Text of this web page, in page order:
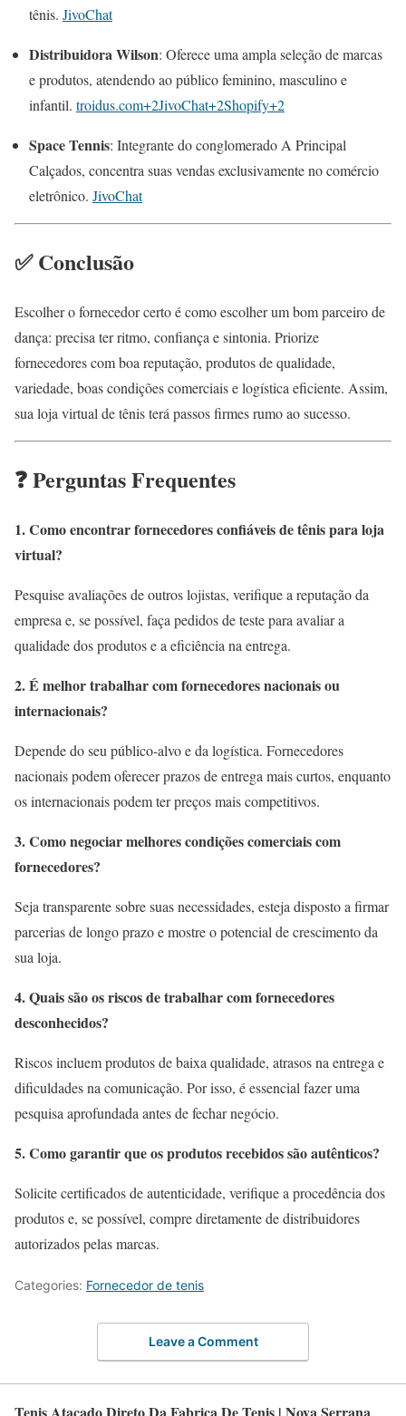
tênis. JivoChat
Distribuidora Wilson: Oferece uma ampla seleção de marcas
e produtos, atendendo ao público feminino, masculino e
infantil. troidus.com+2JivoChat+2Shopify+2
Space Tennis: Integrante do conglomerado A Principal
Calçados, concentra suas vendas exclusivamente no comércio
eletrônico. JivoChat
✅ Conclusão
Escolher o fornecedor certo é como escolher um bom parceiro de
dança: precisa ter ritmo, confiança e sintonia. Priorize
fornecedores com boa reputação, produtos de qualidade,
variedade, boas condições comerciais e logística eficiente. Assim,
sua loja virtual de tênis terá passos firmes rumo ao sucesso.
❓ Perguntas Frequentes
1. Como encontrar fornecedores confiáveis de tênis para loja
virtual?
Pesquise avaliações de outros lojistas, verifique a reputação da
empresa e, se possível, faça pedidos de teste para avaliar a
qualidade dos produtos e a eficiência na entrega.
2. É melhor trabalhar com fornecedores nacionais ou
internacionais?
Depende do seu público-alvo e da logística. Fornecedores
nacionais podem oferecer prazos de entrega mais curtos, enquanto
os internacionais podem ter preços mais competitivos.
3. Como negociar melhores condições comerciais com
fornecedores?
Seja transparente sobre suas necessidades, esteja disposto a firmar
parcerias de longo prazo e mostre o potencial de crescimento da
sua loja.
4. Quais são os riscos de trabalhar com fornecedores
desconhecidos?
Riscos incluem produtos de baixa qualidade, atrasos na entrega e
dificuldades na comunicação. Por isso, é essencial fazer uma
pesquisa aprofundada antes de fechar negócio.
5. Como garantir que os produtos recebidos são autênticos?
Solicite certificados de autenticidade, verifique a procedência dos
produtos e, se possível, compre diretamente de distribuidores
autorizados pelas marcas.
Categories: Fornecedor de tenis
Leave a Comment